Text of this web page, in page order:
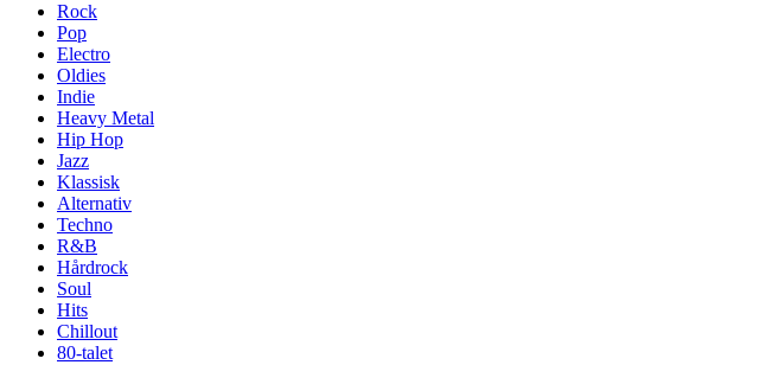
Rock
Pop
Electro
Oldies
Indie
Heavy Metal
Hip Hop
Jazz
Klassisk
Alternativ
Techno
R&B
Hårdrock
Soul
Hits
Chillout
80-talet